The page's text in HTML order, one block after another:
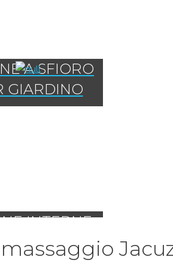
A SFIORO
GIARDINO
INTERNE